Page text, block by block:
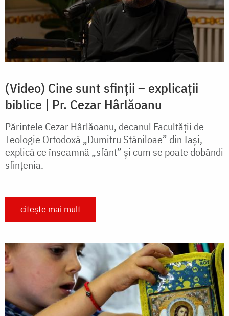
(Video) Cine sunt sfinții – explicații
biblice | Pr. Cezar Hârlăoanu
Părintele Cezar Hârlăoanu, decanul Facultății de
Teologie Ortodoxă „Dumitru Stăniloae” din Iași,
explică ce înseamnă „sfânt” și cum se poate dobândi
sfințenia.
citește mai mult